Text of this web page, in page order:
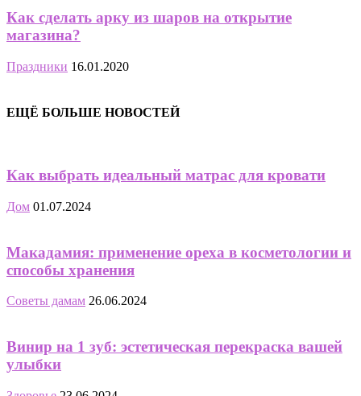
Как сделать арку из шаров на открытие
магазина?
Праздники 16.01.2020
ЕЩЁ БОЛЬШЕ НОВОСТЕЙ
Как выбрать идеальный матрас для кровати
Дом 01.07.2024
Макадамия: применение ореха в косметологии и
способы хранения
Советы дамам 26.06.2024
Винир на 1 зуб: эстетическая перекраска вашей
улыбки